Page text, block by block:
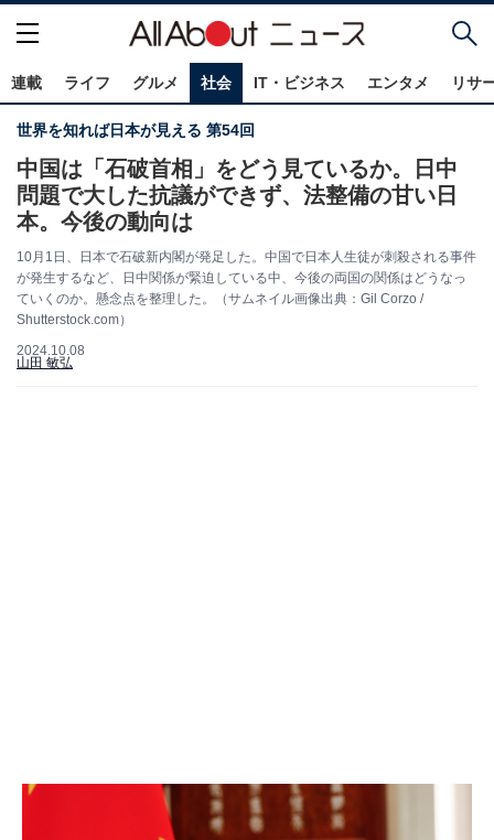
連載 ライフ グルメ 社会 IT・ビジネス エンタメ リサ
世界を知れば日本が見える 第54回
中国は「石破首相」をどう見ているか。日中
問題で大した抗議ができず、法整備の甘い日
本。今後の動向は
10月1日、日本で石破新内閣が発足した。中国で日本人生徒が刺殺される事件
が発生するなど、日中関係が緊迫している中、今後の両国の関係はどうなっ
ていくのか。懸念点を整理した。（サムネイル画像出典：Gil Corzo /
Shutterstock.com）
2024.10.08
山田 敏弘